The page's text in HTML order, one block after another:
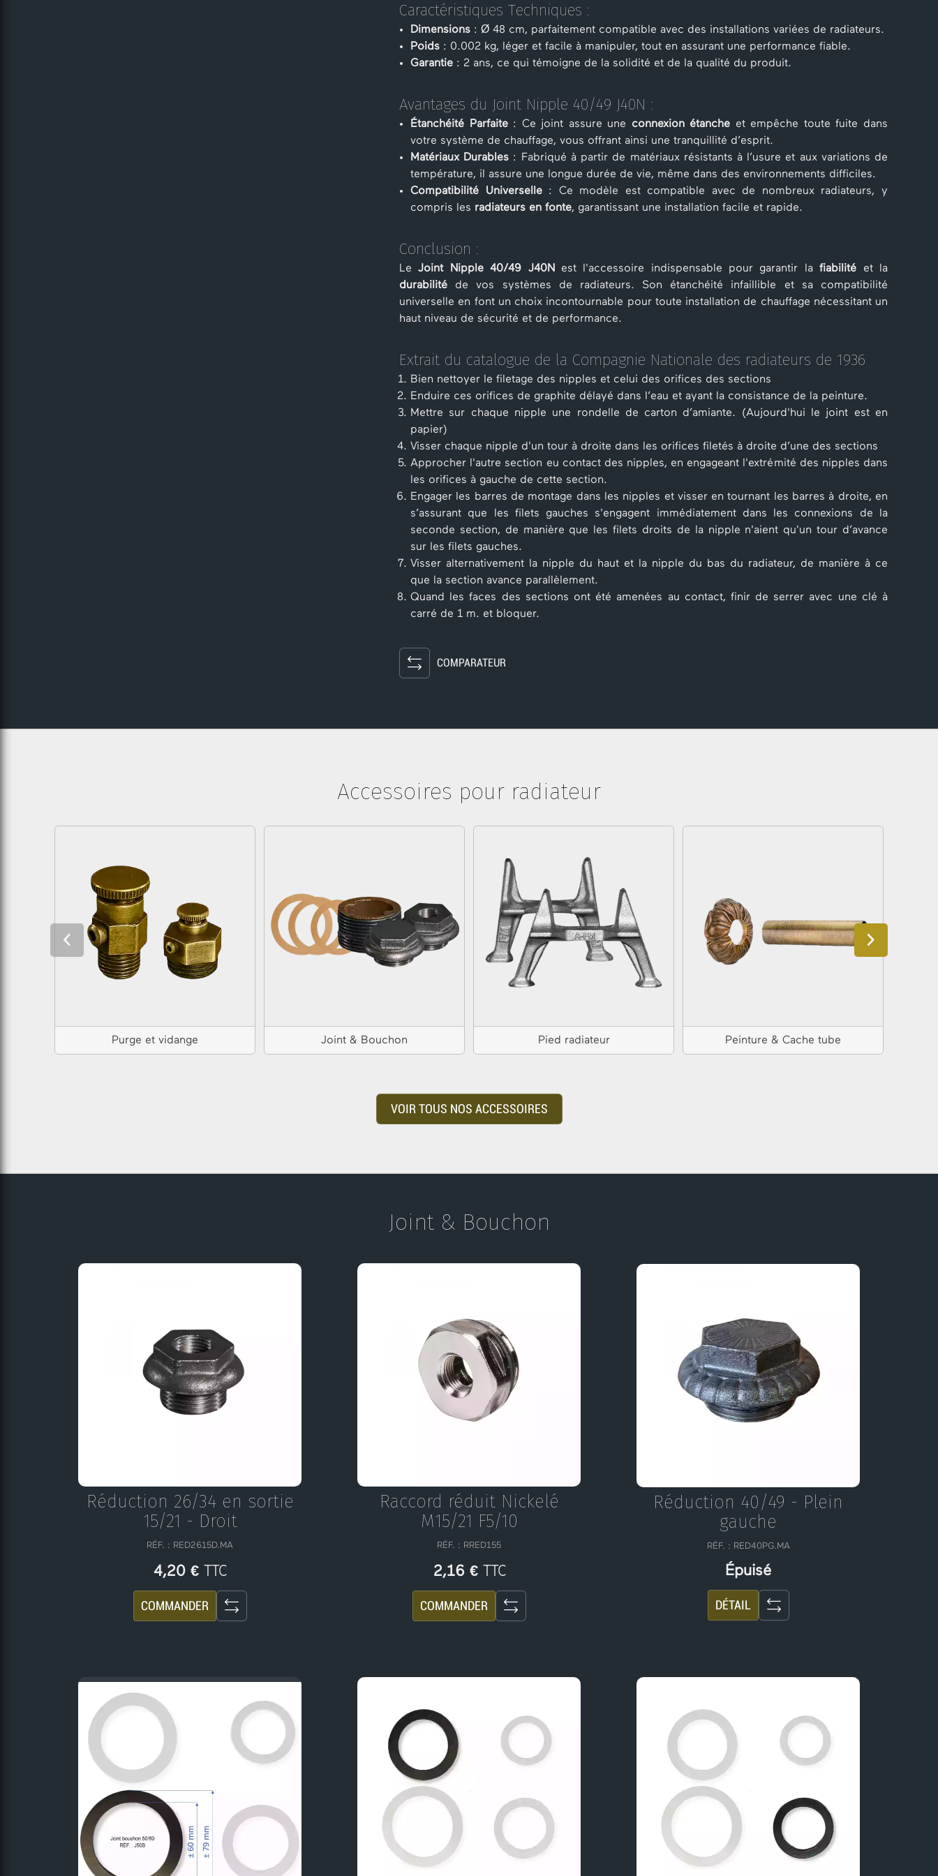
Caractéristiques Techniques :
Dimensions : Ø 48 cm, parfaitement compatible avec des installations variées de radiateurs.
Poids : 0.002 kg, léger et facile à manipuler, tout en assurant une performance fiable.
Garantie : 2 ans, ce qui témoigne de la solidité et de la qualité du produit.
Avantages du Joint Nipple 40/49 J40N :
Étanchéité Parfaite: Ce joint assure une connexion étanche et empêche toute fuite dans
votre système de chauffage, vous offrant ainsi une tranquillité d’esprit.
Matériaux Durables : Fabriqué à partir de matériaux résistants à l’usure et aux variations de
température, il assure une longue durée de vie, même dans des environnements difficiles.
Compatibilité Universelle: Ce modèle est compatible avec de nombreux radiateurs, y
compris les radiateurs en fonte, garantissant une installation facile et rapide.
Conclusion :
LeJoint Nipple 40/49 J40Nest l'accessoire indispensable pour garantir lafiabilité et la
durabilité de vos systèmes de radiateurs. Son étanchéité infaillible et sa compatibilité
universelle en font un choix incontournable pour toute installation de chauffage nécessitant un
haut niveau de sécurité et de performance.
Extrait du catalogue de la Compagnie Nationale des radiateurs de 1936
Bien nettoyer le filetage des nipples et celui des orifices des sections
Enduire ces orifices de graphite délayé dans l’eau et ayant la consistance de la peinture.
Mettre sur chaque nipple une rondelle de carton d’amiante. (Aujourd'hui le joint est en
papier)
Visser chaque nipple d'un tour à droite dans les orifices filetés à droite d’une des sections
Approcher l'autre section eu contact des nipples, en engageant l'extrémité des nipples dans
les orifices à gauche de cette section.
Engager les barres de montage dans les nipples et visser en tournant les barres à droite, en
s’assurant que les filets gauches s'engagent immédiatement dans les connexions de la
seconde section, de manière que les filets droits de la nipple n'aient qu'un tour d’avance
sur les filets gauches.
Visser alternativement la nipple du haut et la nipple du bas du radia­teur, de manière à ce
que la section avance parallèlement.
Quand les faces des sections ont été amenées au contact, finir de serrer avec une clé à
carré de 1 m. et bloquer.
COMPARATEUR
Accessoires pour radiateur
Purge et vidange Joint & Bouchon Pied radiateur Peinture & Cache tube
VOIR TOUS NOS ACCESSOIRES
Joint & Bouchon
Réduction 26/34 en sortie
15/21 - Droit
RÉF. : RED2615D.MA
4,20 € TTC
COMMANDER
Raccord réduit Nickelé
M15/21 F5/10
RÉF. : RRED155
2,16 € TTC
COMMANDER
Réduction 40/49 - Plein
gauche
RÉF. : RED40PG.MA
Épuisé
DÉTAIL